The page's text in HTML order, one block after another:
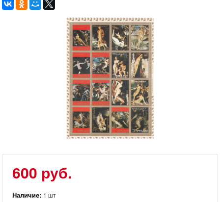
600 руб.
Наличие: 1 шт